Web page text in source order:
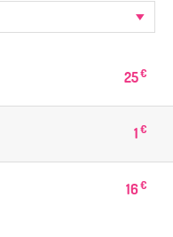
25€
1 €
16€